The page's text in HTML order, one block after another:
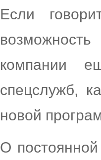
Если
компании
спецслужб,
новой
О